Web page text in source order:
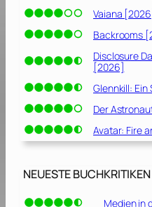
Vaiana
Backrooms
Disclosure
[2026]
Glennkill:
Der
Avatar: Fire
NEUESTE BUCHKRITIKEN
Medien in